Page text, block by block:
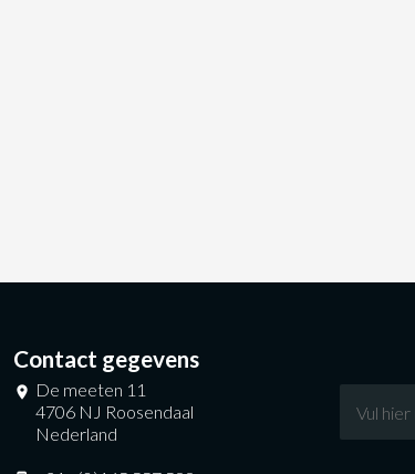
Contact gegevens
De meeten 11
4706 NJ Roosendaal
Nederland